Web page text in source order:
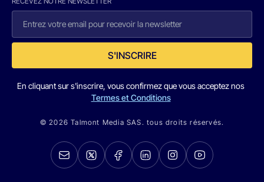
S'INSCRIRE
En cliquant sur s'inscrire, vous confirmez que vous acceptez nos
Termes et Conditions
© 2026 Talmont Media SAS. tous droits réservés.